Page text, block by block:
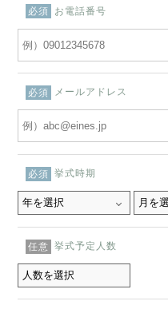
必須 お電話番号
必須 メールアドレス
必須 挙式時期
任意 挙式予定人数